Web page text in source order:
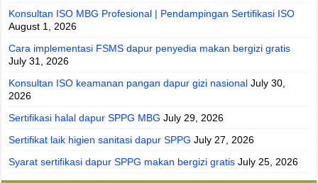
Konsultan ISO MBG Profesional | Pendampingan Sertifikasi ISO
August 1, 2026
Cara implementasi FSMS dapur penyedia makan bergizi gratis
July 31, 2026
Konsultan ISO keamanan pangan dapur gizi nasional July 30,
2026
Sertifikasi halal dapur SPPG MBG July 29, 2026
Sertifikat laik higien sanitasi dapur SPPG July 27, 2026
Syarat sertifikasi dapur SPPG makan bergizi gratis July 25, 2026